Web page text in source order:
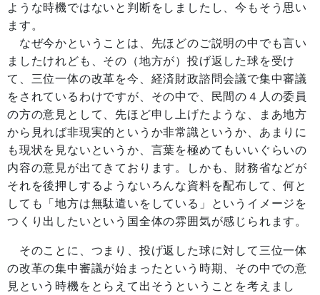
ような時機ではないと判断をしましたし、今もそう思い
ます。
なぜ今かということは、先ほどのご説明の中でも言い
ましたけれども、その（地方が）投げ返した球を受け
て、三位一体の改革を今、経済財政諮問会議で集中審議
をされているわけですが、その中で、民間の４人の委員
の方の意見として、先ほど申し上げたような、まあ地方
から見れば非現実的というか非常識というか、あまりに
も現状を見ないというか、言葉を極めてもいいぐらいの
内容の意見が出てきております。しかも、財務省などが
それを後押しするようないろんな資料を配布して、何と
しても「地方は無駄遣いをしている」というイメージを
つくり出したいという国全体の雰囲気が感じられます。
そのことに、つまり、投げ返した球に対して三位一体
の改革の集中審議が始まったという時期、その中での意
見という時機をとらえて出そうということを考えまし